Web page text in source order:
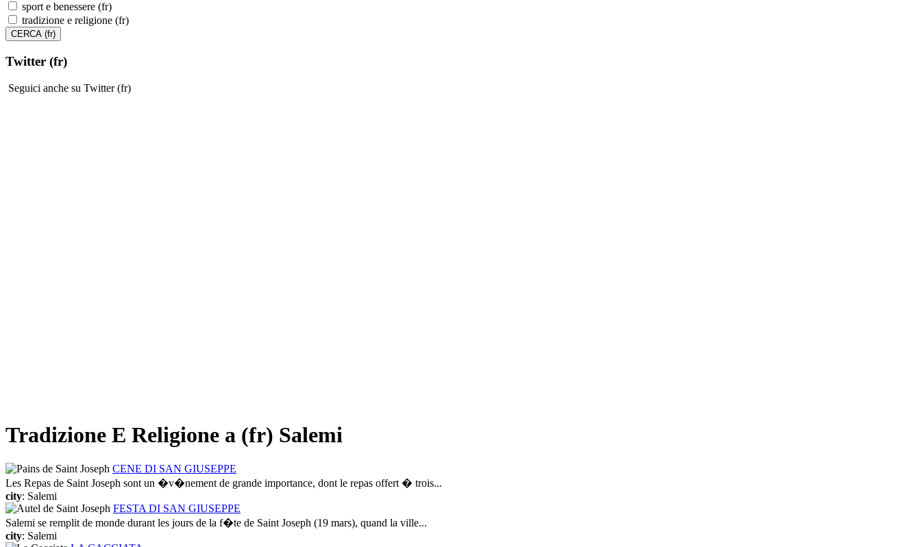
sport e benessere (fr)
tradizione e religione (fr)
Twitter (fr)
Seguici anche su Twitter (fr)
Tradizione E Religione a (fr) Salemi
CENE DI SAN GIUSEPPE
Les Repas de Saint Joseph sont un �v�nement de grande importance, dont le repas offert � trois...
city: Salemi
FESTA DI SAN GIUSEPPE
Salemi se remplit de monde durant les jours de la f�te de Saint Joseph (19 mars), quand la ville...
city: Salemi